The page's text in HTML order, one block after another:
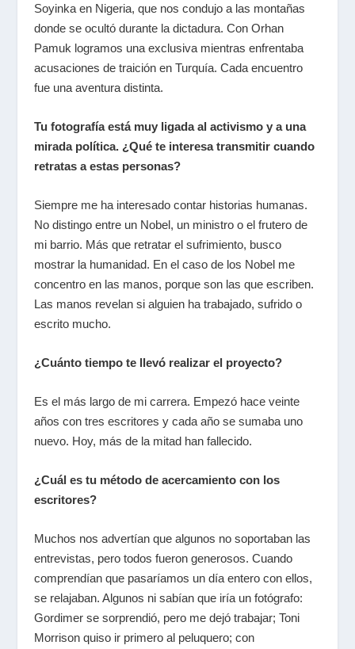
Soyinka en Nigeria, que nos condujo a las montañas
donde se ocultó durante la dictadura. Con Orhan
Pamuk logramos una exclusiva mientras enfrentaba
acusaciones de traición en Turquía. Cada encuentro
fue una aventura distinta.
Tu fotografía está muy ligada al activismo y a una
mirada política. ¿Qué te interesa transmitir cuando
retratas a estas personas?
Siempre me ha interesado contar historias humanas.
No distingo entre un Nobel, un ministro o el frutero de
mi barrio. Más que retratar el sufrimiento, busco
mostrar la humanidad. En el caso de los Nobel me
concentro en las manos, porque son las que escriben.
Las manos revelan si alguien ha trabajado, sufrido o
escrito mucho.
¿Cuánto tiempo te llevó realizar el proyecto?
Es el más largo de mi carrera. Empezó hace veinte
años con tres escritores y cada año se sumaba uno
nuevo. Hoy, más de la mitad han fallecido.
¿Cuál es tu método de acercamiento con los
escritores?
Muchos nos advertían que algunos no soportaban las
entrevistas, pero todos fueron generosos. Cuando
comprendían que pasaríamos un día entero con ellos,
se relajaban. Algunos ni sabían que iría un fotógrafo:
Gordimer se sorprendió, pero me dejó trabajar; Toni
Morrison quiso ir primero al peluquero; con